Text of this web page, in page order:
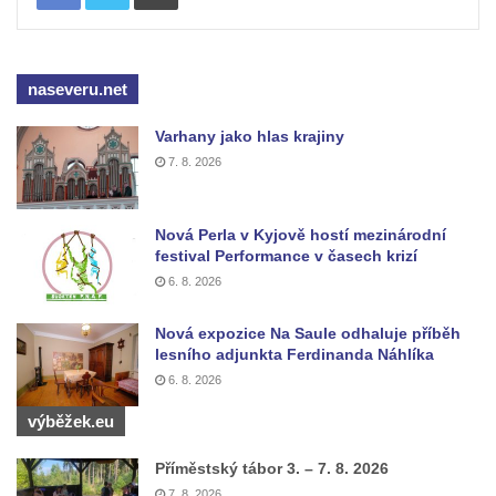
Budějovicích
Socha svatého Vincence Ferrerského na
nádvoří kláštera dominikánů v Českých
Budějovicích
Socha svatého Zachariáše na nádvoří
Budějovicích
Socha svatého Josefa na nádvoří kláštera
Socha svaté Anny na nádvoří kláštera
dominikánů v Českých Budějovicích
Socha svatého Dominika na nádvoří
Budějovicích
naseveru.net
Varhany jako hlas krajiny
7. 8. 2026
Nová Perla v Kyjově hostí mezinárodní
festival Performance v časech krizí
6. 8. 2026
Nová expozice Na Saule odhaluje příběh
lesního adjunkta Ferdinanda Náhlíka
6. 8. 2026
výběžek.eu
Příměstský tábor 3. – 7. 8. 2026
7. 8. 2026